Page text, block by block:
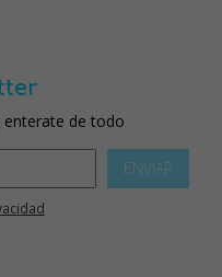
enterate de todo
ENVIAR